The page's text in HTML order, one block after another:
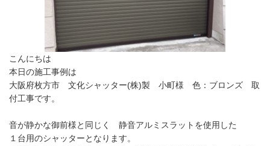
こんにちは
本日の施工事例は
大阪府枚方市 文化シャッター(株)製 小町様 色：ブロンズ 取
付工事です。
音が静かな御前様と同じく 静音アルミスラットを使用した
１台用のシャッターとなります。